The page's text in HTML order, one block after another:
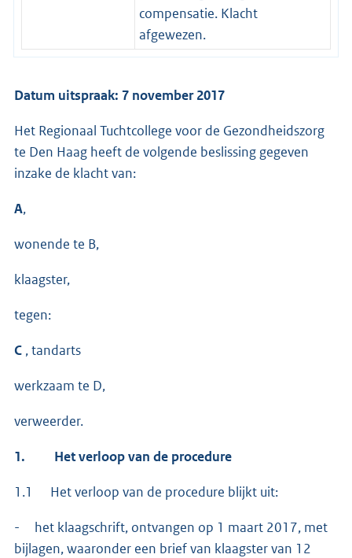
compensatie. Klacht
afgewezen.
Datum uitspraak: 7 november 2017
Het Regionaal Tuchtcollege voor de Gezondheidszorg
te Den Haag heeft de volgende beslissing gegeven
inzake de klacht van:
A,
wonende te B,
klaagster,
tegen:
C , tandarts
werkzaam te D,
verweerder.
1. Het verloop van de procedure
1.1 Het verloop van de procedure blijkt uit:
- het klaagschrift, ontvangen op 1 maart 2017, met
bijlagen, waaronder een brief van klaagster van 12